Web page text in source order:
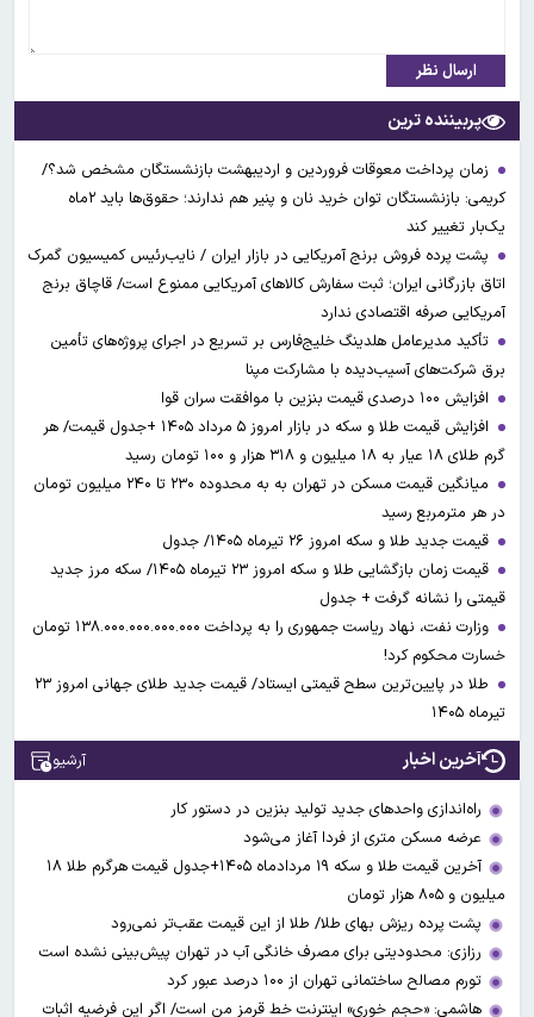
ارسال نظر
پربیننده ترین
زمان پرداخت معوقات فروردین و اردیبهشت بازنشستگان مشخص شد؟/
کریمی: بازنشستگان توان خرید نان و پنیر هم ندارند؛ حقوق‌ها باید ۲ماه
یک‌بار تغییر کند
پشت پرده فروش برنج آمریکایی در بازار ایران / نایب‌رئیس کمیسیون گمرک
اتاق بازرگانی ایران؛ ثبت سفارش کالاهای آمریکایی ممنوع است/ قاچاق برنج
آمریکایی صرفه اقتصادی ندارد
تأکید مدیرعامل هلدینگ خلیج‌فارس بر تسریع در اجرای پروژه‌های تأمین
برق شرکت‌های آسیب‌دیده با مشارکت مپنا
افزایش ۱۰۰ درصدی قیمت بنزین با موافقت سران قوا
افزایش قیمت طلا و سکه در بازار امروز ۵ مرداد ۱۴۰۵ +جدول قیمت/ هر
گرم طلای ۱۸ عیار به ۱۸ میلیون و ۳۱۸ هزار و ۱۰۰ تومان رسید
میانگین قیمت مسکن در تهران به به محدوده ۲۳۰ تا ۲۴۰ میلیون تومان
در هر مترمربع رسید
قیمت جدید طلا و سکه امروز ۲۶ تیرماه ۱۴۰۵/ جدول
قیمت زمان بازگشایی طلا و سکه امروز ۲۳ تیرماه ۱۴۰۵/ سکه مرز جدید
قیمتی را نشانه گرفت + جدول
وزارت نفت، نهاد ریاست جمهوری را به پرداخت ۱۳۸.۰۰۰.۰۰۰.۰۰۰.۰۰۰ تومان
خسارت محکوم کرد!
طلا در پایین‌ترین سطح قیمتی ایستاد/ قیمت جدید طلای جهانی امروز ۲۳
تیرماه ۱۴۰۵
آخرین اخبار آرشیو
راه‌اندازی واحدهای جدید تولید بنزین در دستور کار
عرضه مسکن متری از فردا آغاز می‌شود
آخرین قیمت طلا و سکه ۱۹ مردادماه ۱۴۰۵+جدول قیمت هرگرم طلا ۱۸
میلیون و ۸۰۵ هزار تومان
پشت پرده ریزش بهای طلا/ طلا از این قیمت عقب‌تر نمی‌رود
رزازی: محدودیتی برای مصرف خانگی آب در تهران پیش‌بینی نشده است
تورم مصالح ساختمانی تهران از ۱۰۰ درصد عبور کرد
هاشمی: «حجم خوری» اینترنت خط قرمز من است/ اگر این فرضیه اثبات